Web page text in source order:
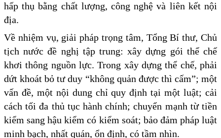
hấp thụ bằng chất lượng, công nghệ và liên kết nội
địa.
Về nhiệm vụ, giải pháp trọng tâm, Tổng Bí thư, Chủ
tịch nước đề nghị tập trung: xây dựng gói thể chế
khơi thông nguồn lực. Trong xây dựng thể chế, phải
dứt khoát bỏ tư duy “không quản được thì cấm”; một
vấn đề, một nội dung chỉ quy định tại một luật; cải
cách tối đa thủ tục hành chính; chuyển mạnh từ tiền
kiểm sang hậu kiểm có kiểm soát; bảo đảm pháp luật
minh bạch, nhất quán, ổn định, có tầm nhìn.